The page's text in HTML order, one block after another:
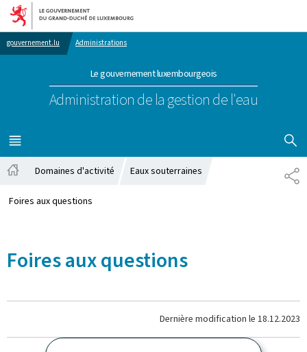
Aller au menu principal
Aller au contenu
gouvernement.lu Administrations
Le gouvernement luxembourgeois
Administration de la gestion de l'eau
MENU
PRINCIPAL
Domaines d'activité Eaux souterraines
Foires aux questions
Foires aux questions
Dernière modification le 18.12.2023